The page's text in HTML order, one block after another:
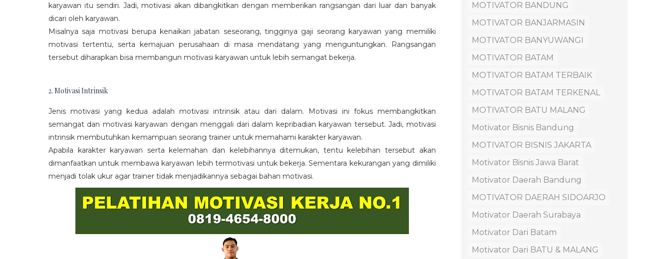
karyawan itu sendiri. Jadi, motivasi akan dibangkitkan dengan memberikan rangsangan dari luar dan banyak
dicari oleh karyawan.
Misalnya saja motivasi berupa kenaikan jabatan seseorang, tingginya gaji seorang karyawan yang memiliki
motivasi tertentu, serta kemajuan perusahaan di masa mendatang yang menguntungkan. Rangsangan
tersebut diharapkan bisa membangun motivasi karyawan untuk lebih semangat bekerja.
2. Motivasi Intrinsik
Jenis motivasi yang kedua adalah motivasi intrinsik atau dari dalam. Motivasi ini fokus membangkitkan
semangat dan motivasi karyawan dengan menggali dari dalam kepribadian karyawan tersebut. Jadi, motivasi
intrinsik membutuhkan kemampuan seorang trainer untuk memahami karakter karyawan.
Apabila karakter karyawan serta kelemahan dan kelebihannya ditemukan, tentu kelebihan tersebut akan
dimanfaatkan untuk membawa karyawan lebih termotivasi untuk bekerja. Sementara kekurangan yang dimiliki
menjadi tolak ukur agar trainer tidak menjadikannya sebagai bahan motivasi.
MOTIVATOR BANDUNG
MOTIVATOR BANJARMASIN
MOTIVATOR BANYUWANGI
MOTIVATOR BATAM
MOTIVATOR BATAM TERBAIK
MOTIVATOR BATAM TERKENAL
MOTIVATOR BATU MALANG
Motivator Bisnis Bandung
MOTIVATOR BISNIS JAKARTA
Motivator Bisnis Jawa Barat
Motivator Daerah Bandung
MOTIVATOR DAERAH SIDOARJO
Motivator Daerah Surabaya
Motivator Dari Batam
Motivator Dari BATU & MALANG